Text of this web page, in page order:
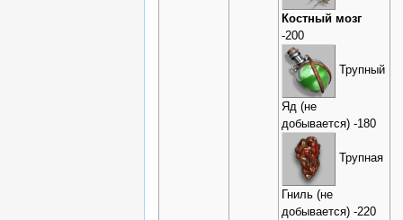
Костный мозг
-200
Трупный
Яд (не
добывается) -180
Трупная
Гниль (не
добывается) -220